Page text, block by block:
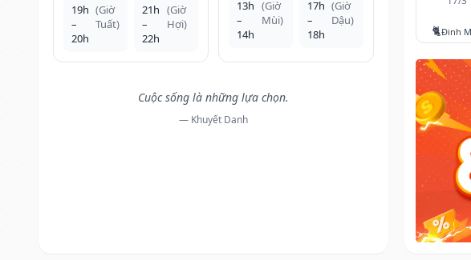
19h
–
20h
(Giờ
Tuất)
21h
–
22h
(Giờ
Hợi)
13h
–
14h
(Giờ
Mùi)
17h
–
18h
(Giờ
Dậu)
Cuộc sống là những lựa chọn.
— Khuyết Danh
🐈Đinh